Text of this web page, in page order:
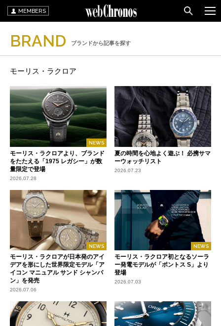
MEMBERS
BRAND ブランドから記事を探す
モーリス・ラクロア
NEWS
モーリス・ラクロアより、ブランド
をたたえる「1975 レガシー」が数
量限定で登場
2026.07.28
夏の時間を心地よく遊ぶ！ 必携サマ
ーウォッチリスト
2026.07.23
NEWS
モーリス・ラクロアが日本発のアイ
デアを形にした世界限定モデル「ア
イコン マニュアル サンド シャンパ
ン」を発売
2026.07.06
NEWS
モーリス・ラクロア初となるソーラ
ー発電モデルが「ポントス S」より
登場
2026.07.03